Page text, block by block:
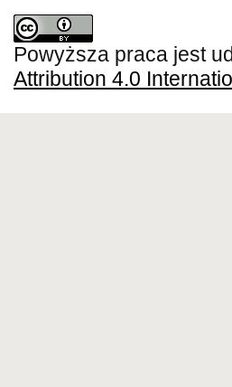
Powyższa praca jest
Attribution 4.0